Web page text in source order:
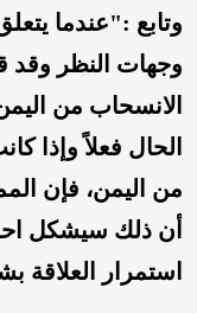
وتابع :"عندما
وجهات النظر وقد
الانسحاب من
الحال فعلاً وإذا
من اليمن، فإن
أن ذلك سيشكل
استمرار العلاقة